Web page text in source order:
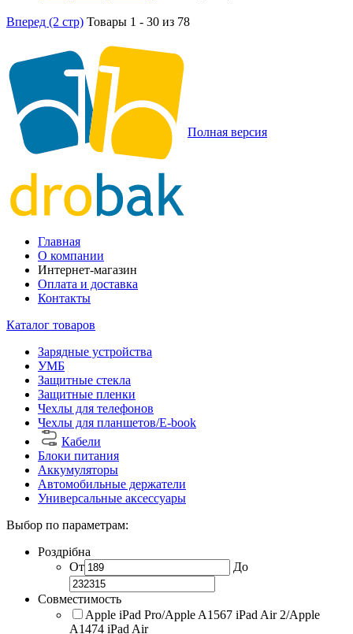
Вперед (2 стр) Товары 1 - 30 из 78
Полная версия
Главная
О компании
Интернет-магазин
Оплата и доставка
Контакты
Каталог товаров
Зарядные устройства
УМБ
Защитные стекла
Защитные пленки
Чехлы для телефонов
Чехлы для планшетов/E-book
Кабели
Блоки питания
Аккумуляторы
Автомобильные держатели
Универсальные аксессуары
Выбор по параметрам:
Роздрібна
От
До
Совместимость
Apple iPad Pro/Apple A1567 iPad Air 2/Apple
A1474 iPad Air